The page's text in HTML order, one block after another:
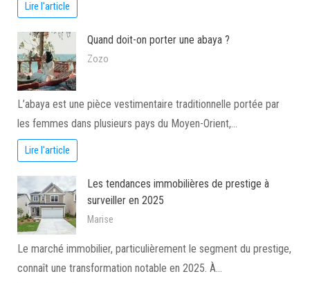
Lire l'article
Quand doit-on porter une abaya ?
Zozo
L’abaya est une pièce vestimentaire traditionnelle portée par
les femmes dans plusieurs pays du Moyen-Orient,…
Lire l'article
Les tendances immobilières de prestige à
surveiller en 2025
Marise
Le marché immobilier, particulièrement le segment du prestige,
connaît une transformation notable en 2025. À…